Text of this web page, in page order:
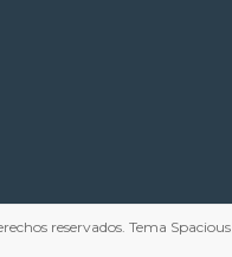
reservados. Tema Spacious